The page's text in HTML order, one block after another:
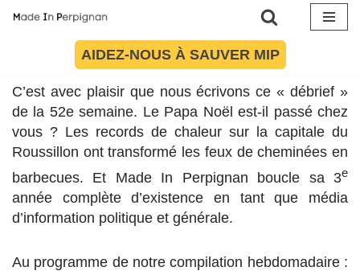
contenu
AIDEZ-NOUS À SAUVER MIP
Article mis à jour le 28 décembre 2019 à 20:34
C’est avec plaisir que nous écrivons ce « débrief »
de la 52e semaine. Le Papa Noël est-il passé chez
vous ? Les records de chaleur sur la capitale du
Roussillon ont transformé les feux de cheminées en
barbecues. Et Made In Perpignan boucle sa 3e
année complète d’existence en tant que média
d’information politique et générale.
Au programme de notre compilation hebdomadaire :